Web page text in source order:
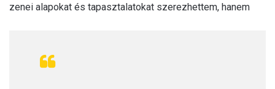
zenei alapokat és tapasztalatokat szerezhettem, hanem